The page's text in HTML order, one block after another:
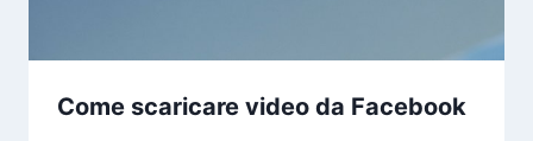
Come scaricare video da Facebook